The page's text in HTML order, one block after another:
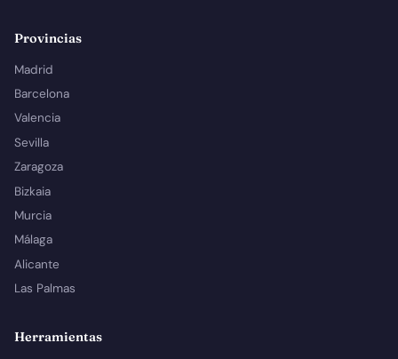
Provincias
Madrid
Barcelona
Valencia
Sevilla
Zaragoza
Bizkaia
Murcia
Málaga
Alicante
Las Palmas
Herramientas